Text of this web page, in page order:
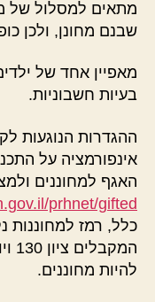
מתאים למסלול של
שבנם מחונן, ולכן
מאפיין אחד של
בעיות חשבוניות.
ההגדרות הנוגעות
אינפורמציה על
האגף למחוננים
prhnet/gifted
כלל, רמז למחוננות
להיות מחוננים.